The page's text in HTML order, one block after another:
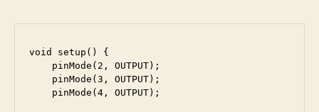
void setup() {
    pinMode(2, OUTPUT);
    pinMode(3, OUTPUT);
    pinMode(4, OUTPUT);